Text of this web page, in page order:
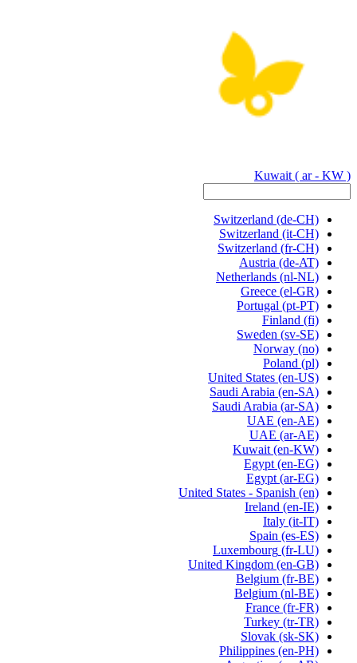
Kuwait ( ar - KW )
Switzerland (de-CH)
Switzerland (it-CH)
Switzerland (fr-CH)
Austria (de-AT)
Netherlands (nl-NL)
Greece (el-GR)
Portugal (pt-PT)
Finland (fi)
Sweden (sv-SE)
Norway (no)
Poland (pl)
United States (en-US)
Saudi Arabia (en-SA)
Saudi Arabia (ar-SA)
UAE (en-AE)
UAE (ar-AE)
Kuwait (en-KW)
Egypt (en-EG)
Egypt (ar-EG)
United States - Spanish (en)
Ireland (en-IE)
Italy (it-IT)
Spain (es-ES)
Luxembourg (fr-LU)
United Kingdom (en-GB)
Belgium (fr-BE)
Belgium (nl-BE)
France (fr-FR)
Turkey (tr-TR)
Slovak (sk-SK)
Philippines (en-PH)